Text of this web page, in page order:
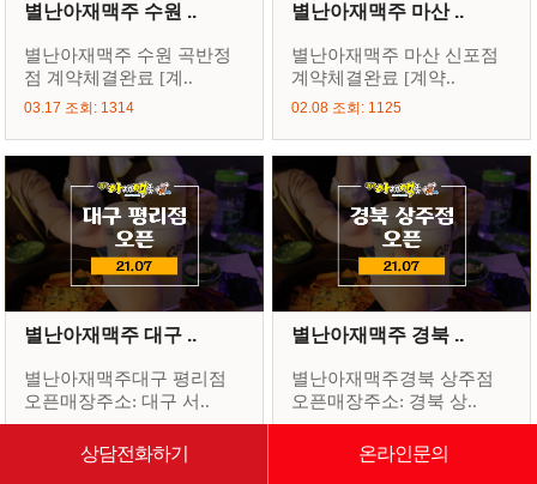
별난아재맥주 수원 ..
별난아재맥주 수원 곡반정
점 계약체결완료 [계..
03.17 조회: 1314
별난아재맥주 마산 ..
별난아재맥주 마산 신포점
계약체결완료 [계약..
02.08 조회: 1125
별난아재맥주 대구 ..
별난아재맥주대구 평리점
오픈매장주소: 대구 서..
별난아재맥주 경북 ..
별난아재맥주경북 상주점
오픈매장주소: 경북 상..
상담전화하기 온라인문의